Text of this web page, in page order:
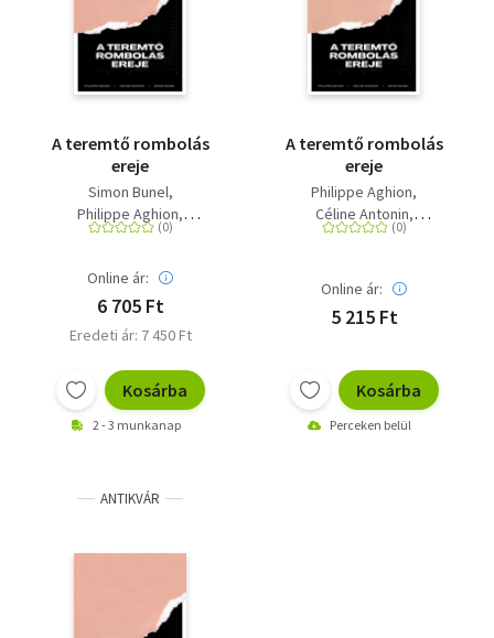
Történelem
A teremtő rombolás
ereje
Simon Bunel
Philippe Aghion
Céline Antonin
Online ár:
6 705 Ft
Eredeti ár: 7 450 Ft
Kosárba
2 - 3 munkanap
A teremtő rombolás
ereje
Philippe Aghion
Céline Antonin
Simon Bunel
Online ár:
5 215 Ft
Kosárba
Perceken belül
ANTIKVÁR